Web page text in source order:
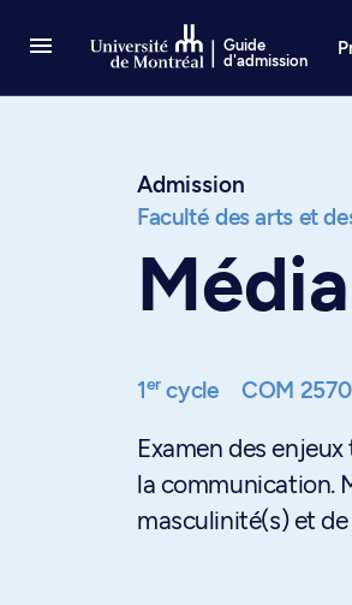
Guide
d'admission
Admission
Faculté des arts et
1ercycle COM 2570
Examen des
la communication.
masculinité(s) et